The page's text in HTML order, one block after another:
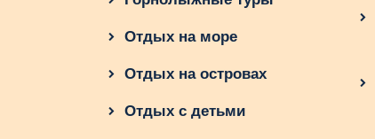
Отдых на море
Отдых на островах
Отдых с детьми